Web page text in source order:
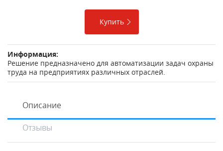
Купить
Информация:
Решение предназначено для автоматизации задач охраны
труда на предприятиях различных отраслей.
Описание
Отзывы